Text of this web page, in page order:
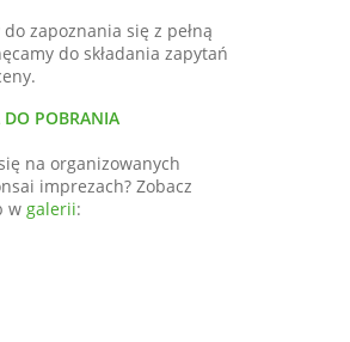
zapoznania się z pełną
do składania zapytań
DO POBRANIA
na organizowanych
imprezach? Zobacz
w galerii: